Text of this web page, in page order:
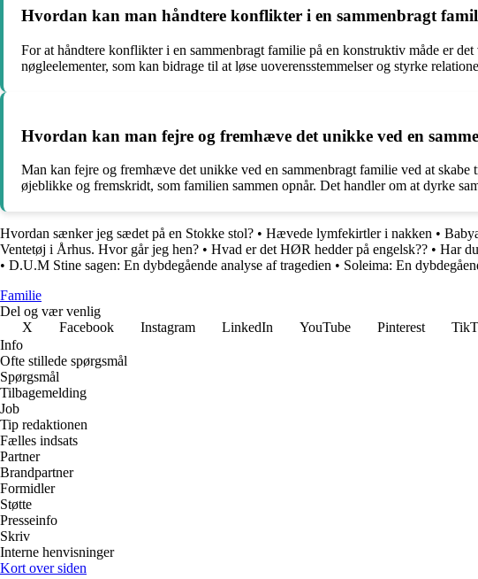
Hvordan kan man håndtere konflikter i en sammenbragt
For at håndtere konflikter i en sammenbragt familie på en konstruktiv måde er
nøgleelementer, som kan bidrage til at løse uoverensstemmelser og styrke
Hvordan kan man fejre og fremhæve det unikke ved en
Man kan fejre og fremhæve det unikke ved en sammenbragt familie ved at
øjeblikke og fremskridt, som familien sammen opnår. Det handler om at dyrke
Hvordan sænker jeg sædet på en Stokke stol? • Hævede lymfekirtler i nakken •
Ventetøj i Århus. Hvor går jeg hen? • Hvad er det HØR hedder på engelsk?? • Har
• D.U.M Stine sagen: En dybdegående analyse af tragedien • Soleima: En
Familie
Del og vær venlig
X
Facebook Instagram LinkedIn YouTube Pinterest
Info
Ofte stillede spørgsmål
Spørgsmål
Tilbagemelding
Job
Tip redaktionen
Fælles indsats
Partner
Brandpartner
Formidler
Støtte
Presseinfo
Skriv
Interne henvisninger
Kort over siden